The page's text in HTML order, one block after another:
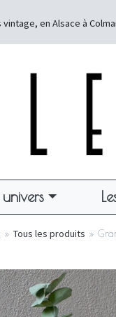
en Alsace à
univers
» Tous les produits »